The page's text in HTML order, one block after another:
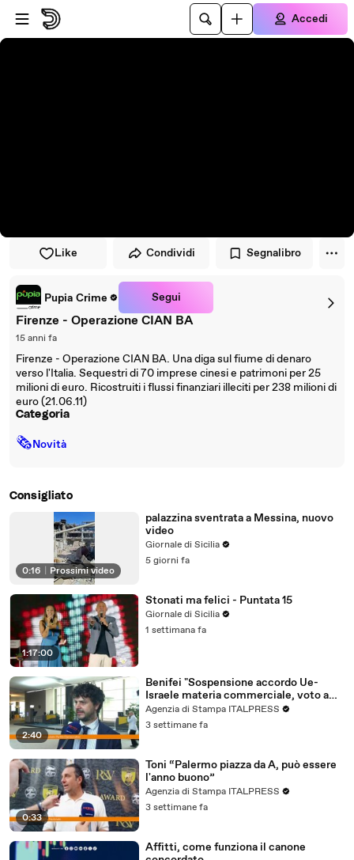
Vai al lettore
Passa al contenuto principale
Accedi
Like Condividi Segnalibro
Pupia Crime Segui
Firenze - Operazione CIAN BA
15 anni fa
Firenze - Operazione CIAN BA. Una diga sul fiume di denaro
verso l'Italia. Sequestri di 70 imprese cinesi e patrimoni per 25
milioni di euro. Ricostruiti i flussi finanziari illeciti per 238 milioni di
euro (21.06.11)
Categoria
🗞Novità
Consigliato
0:16 Prossimi video
palazzina sventrata a Messina, nuovo
video
Giornale di Sicilia
5 giorni fa
1:17:00
Stonati ma felici - Puntata 15
Giornale di Sicilia
1 settimana fa
2:40
Benifei "Sospensione accordo Ue-
Israele materia commerciale, voto a
maggioranza"
Agenzia di Stampa ITALPRESS
3 settimane fa
0:33
Toni “Palermo piazza da A, può essere
l'anno buono”
Agenzia di Stampa ITALPRESS
3 settimane fa
Affitti, come funziona il canone